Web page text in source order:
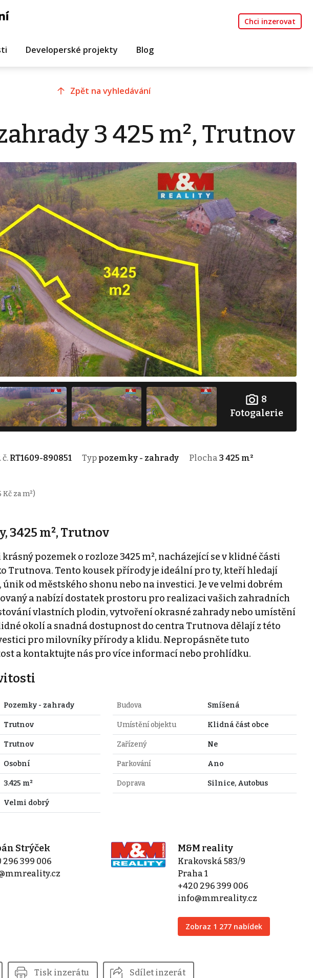
Chci inzerovat
Developerské projekty Blog
Zpět na vyhledávání
3 425 m², Trutnov
8
Fotogalerie
č. RT1609-890851 Typ pozemky - zahrady Plocha 3 425 m²
Kč za m²)
3425 m², Trutnov
pozemek o rozloze 3425 m², nacházející se v klidné části
Trutnova. Tento kousek přírody je ideální pro ty, kteří hledají
od městského shonu nebo na investici. Je ve velmi dobrém
a nabízí dostatek prostoru pro realizaci vašich zahradních
vlastních plodin, vytvoření okrasné zahrady nebo umístění
okolí a snadná dostupnost do centra Trutnova dělají z této
pro milovníky přírody a klidu. Nepropásněte tuto
a kontaktujte nás pro více informací nebo prohlídku.
Pozemky - zahrady
Trutnov
Trutnov
Osobní
3.425 m²
Velmi dobrý
Budova Smíšená
Umístění objektu Klidná část obce
Zařízený Ne
Parkování Ano
Doprava Silnice, Autobus
Strýček
296 399 006
M&M reality
Krakovská 583/9
Praha 1
+420 296 399 006
info@mmreality.cz
Zobraz 1 277 nabídek
Tisk inzerátu Sdílet inzerát